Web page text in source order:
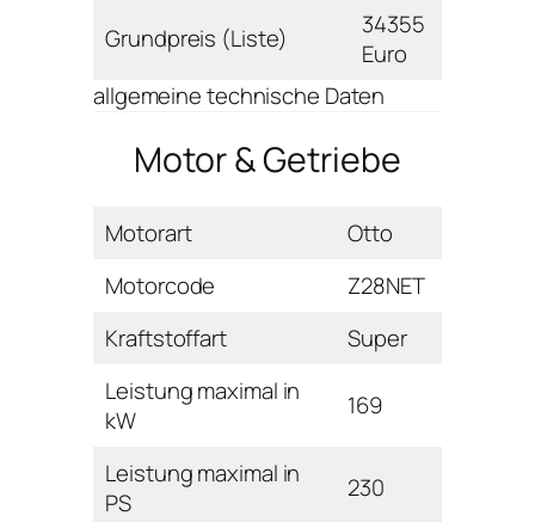
Grundpreis (Liste)
34355
Euro
allgemeine technische Daten
Motor & Getriebe
Motorart
Otto
Motorcode
Z28NET
Kraftstoffart
Super
Leistung maximal in
kW
169
Leistung maximal in
PS
230